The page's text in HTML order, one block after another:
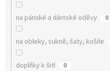
na pánské a dámské oděvy 0
na obleky, sukně, šaty, košile
doplňky k šití 0